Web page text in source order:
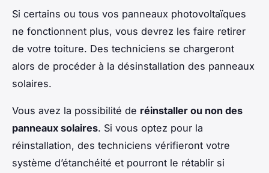
Si certains ou tous vos panneaux photovoltaïques
ne fonctionnent plus, vous devrez les faire retirer
de votre toiture. Des techniciens se chargeront
alors de procéder à la désinstallation des panneaux
solaires.
Vous avez la possibilité de réinstaller ou non des
panneaux solaires. Si vous optez pour la
réinstallation, des techniciens vérifieront votre
système d’étanchéité et pourront le rétablir si